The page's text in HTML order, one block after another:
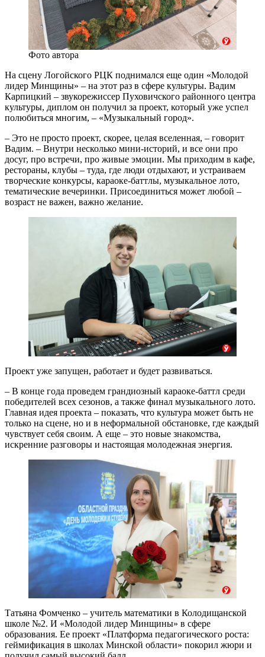
Фото автора
На сцену Логойского РЦК поднимался еще один «Молодой
лидер Минщины» – на этот раз в сфере культуры. Вадим
Карпицкий – звукорежиссер Пуховичского районного центра
культуры, диплом он получил за проект, который уже успел
полюбиться многим, – «Музыкальный город».
– Это не просто проект, скорее, целая вселенная, – говорит
Вадим. – Внутри несколько мини-историй, и все они про
досуг, про встречи, про живые эмоции. Мы приходим в кафе,
рестораны, клубы – туда, где люди отдыхают, и устраиваем
творческие конкурсы, караоке-баттлы, музыкальное лото,
тематические вечеринки. Присоединиться может любой –
возраст не важен, важно желание.
Проект уже запущен, работает и будет развиваться.
– В конце года проведем грандиозный караоке-баттл среди
победителей всех сезонов, а также финал музыкального лото.
Главная идея проекта – показать, что культура может быть не
только на сцене, но и в неформальной обстановке, где каждый
чувствует себя своим. А еще – это новые знакомства,
искренние разговоры и настоящая молодежная энергия.
Татьяна Фомченко – учитель математики в Колодищанской
школе №2. И «Молодой лидер Минщины» в сфере
образования. Ее проект «Платформа педагогического роста:
геймификация в школах Минской области» покорил жюри и